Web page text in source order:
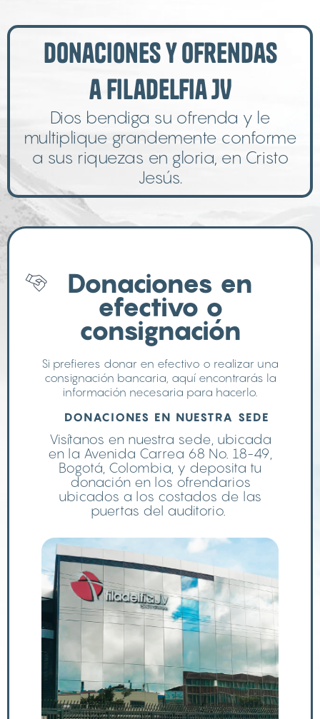
Donaciones y Ofrendas
a Filadelfia JV
Dios bendiga su ofrenda y le
multiplique grandemente conforme
a sus riquezas en gloria, en Cristo
Jesús.
Donaciones en
efectivo o
consignación
Si prefieres donar en efectivo o realizar una
consignación bancaria, aquí encontrarás la
información necesaria para hacerlo.
DONACIONES EN NUESTRA SEDE
Visítanos en nuestra sede, ubicada
en la Avenida Carrea 68 No. 18-49,
Bogotá, Colombia, y deposita tu
donación en los ofrendarios
ubicados a los costados de las
puertas del auditorio.